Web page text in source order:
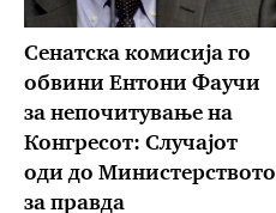
Сенатска комисија го
обвини Ентони Фаучи
за непочитување на
Конгресот: Случајот
оди до Министерството
за правда